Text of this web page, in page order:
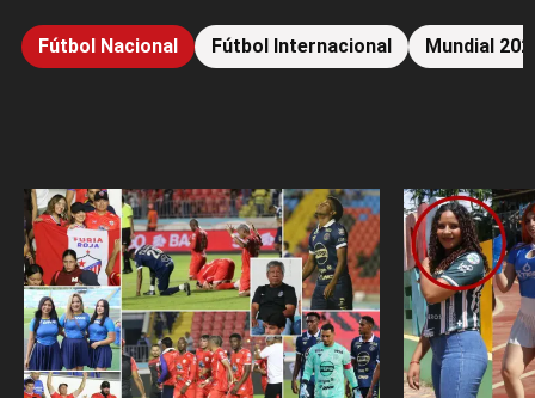
Fútbol Nacional Fútbol Internacional Mundial